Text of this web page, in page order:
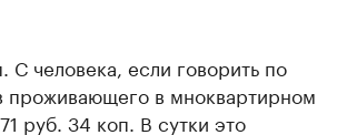
человека, если говорить по
проживающего в мноквартирном
руб. 34 коп. В сутки это